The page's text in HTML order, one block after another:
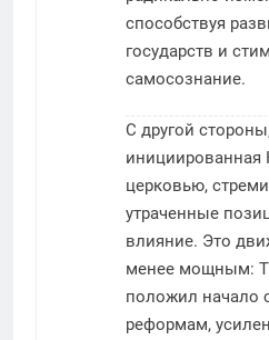
способствуя
государств и
самосознание.
С другой
инициированная
церковью,
утраченные
влияние. Это
менее мощным:
положил начало
реформам,